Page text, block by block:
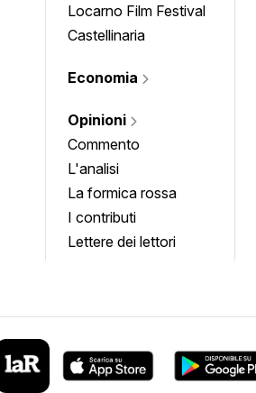
Locarno Film Festival
Castellinaria
Economia
Opinioni
Commento
L'analisi
La formica rossa
I contributi
Lettere dei lettori